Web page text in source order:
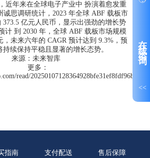
在线咨询
<<
近年来在全球电子产业中 扮演着愈发重
诚思调研统计，2023 年全球 ABF 载板市
373.5 亿元人民币，显示出强劲的增长势
计 到 2030 年，全球 ABF 载板市场规模
，未来六年的 CAGR 预计达到 9.3%，预
持续保持平稳且显著的增长态势。
来源：未来智库
更多：
read/
指南 支付配送 售后保障